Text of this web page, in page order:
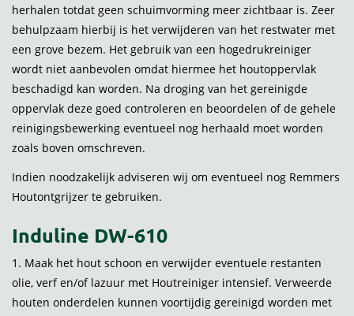
herhalen totdat geen schuimvorming meer zichtbaar is. Zeer
behulpzaam hierbij is het verwijderen van het restwater met
een grove bezem. Het gebruik van een hogedrukreiniger
wordt niet aanbevolen omdat hiermee het houtoppervlak
beschadigd kan worden. Na droging van het gereinigde
oppervlak deze goed controleren en beoordelen of de gehele
reinigingsbewerking eventueel nog herhaald moet worden
zoals boven omschreven.
Indien noodzakelijk adviseren wij om eventueel nog Remmers
Houtontgrijzer te gebruiken.
Induline DW-610
1. Maak het hout schoon en verwijder eventuele restanten
olie, verf en/of lazuur met Houtreiniger intensief. Verweerde
houten onderdelen kunnen voortijdig gereinigd worden met